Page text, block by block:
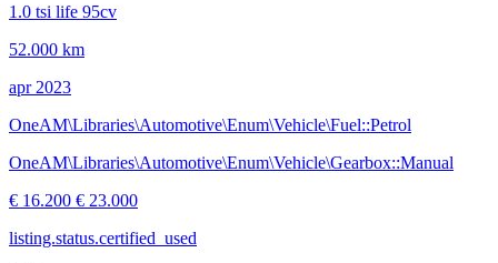
1.0 tsi life 95cv
52.000 km
apr 2023
OneAM\Libraries\Automotive\Enum\Vehicle\Fuel::Petrol
OneAM\Libraries\Automotive\Enum\Vehicle\Gearbox::Manual
€ 16.200 € 23.000
listing.status.certified_used